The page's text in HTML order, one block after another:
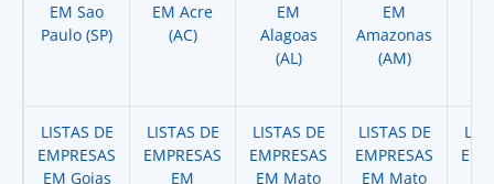
EM Sao
Paulo (SP)
EM Acre
(AC)
EM
Alagoas
(AL)
EM
Amazonas
(AM)
LISTAS DE
EMPRESAS
EM Goias
LISTAS DE
EMPRESAS
EM
LISTAS DE
EMPRESAS
EM Mato
LISTAS DE
EMPRESAS
EM Mato